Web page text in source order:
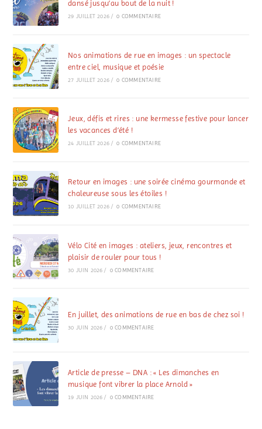
dansé jusqu’au bout de la nuit !
29 JUILLET 2026 / 0 COMMENTAIRE
Nos animations de rue en images : un spectacle
entre ciel, musique et poésie
27 JUILLET 2026 / 0 COMMENTAIRE
Jeux, défis et rires : une kermesse festive pour lancer
les vacances d’été !
24 JUILLET 2026 / 0 COMMENTAIRE
Retour en images : une soirée cinéma gourmande et
chaleureuse sous les étoiles !
10 JUILLET 2026 / 0 COMMENTAIRE
Vélo Cité en images : ateliers, jeux, rencontres et
plaisir de rouler pour tous !
30 JUIN 2026 / 0 COMMENTAIRE
En juillet, des animations de rue en bas de chez soi !
30 JUIN 2026 / 0 COMMENTAIRE
Article de presse – DNA : « Les dimanches en
musique font vibrer la place Arnold »
19 JUIN 2026 / 0 COMMENTAIRE